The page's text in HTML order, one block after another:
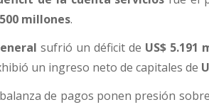
millones.
sufrió un déficit de US$ 5.191
un ingreso neto de capitales de
de pagos ponen presión